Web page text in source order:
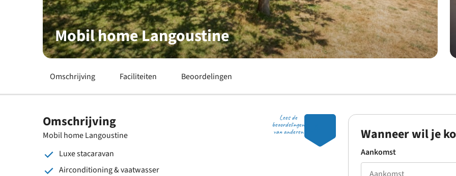
Mobil home Langoustine
Omschrijving Faciliteiten Beoordelingen
Lees de
beoordelingen
van anderen
Omschrijving
Mobil home Langoustine
Luxe stacaravan
Airconditioning & vaatwasser
Wanneer wil je
Aankomst